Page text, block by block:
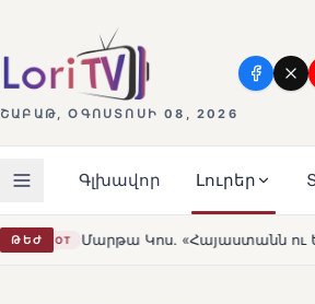
ՇԱԲԱԹ, ՕԳՈՍՏՈՍԻ 08, 2026
Գլխավոր Լուրեր
ԹԵԺ
ու ԵՄ-ն երբեք այսքան մոտ չեն եղել»